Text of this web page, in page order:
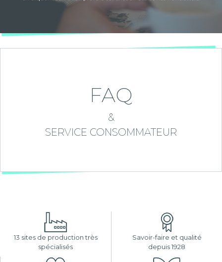
FAQ
&
SERVICE CONSOMMATEUR
13 sites de production très
spécialisés
Savoir-faire et qualité
depuis 1928